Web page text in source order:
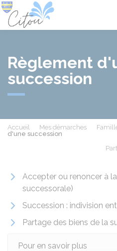
Règlement
succession
Accueil Mes démarches
d'une succession
Accepter ou renoncer à
successorale)
Succession : indivision
Partage des biens de la
Pour en savoir plus